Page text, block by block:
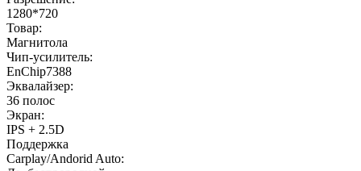
1280*720
Товар:
Магнитола
Чип-усилитель:
EnChip7388
Эквалайзер:
36 полос
Экран:
IPS + 2.5D
Поддержка
Carplay/Andorid Auto: